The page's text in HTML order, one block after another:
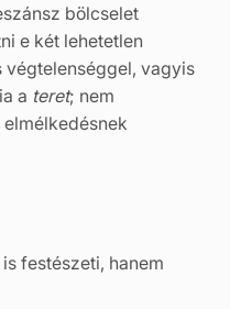
bölcselet
e két lehetetlen
végtelenséggel, vagyis
a teret; nem
festészeti, hanem